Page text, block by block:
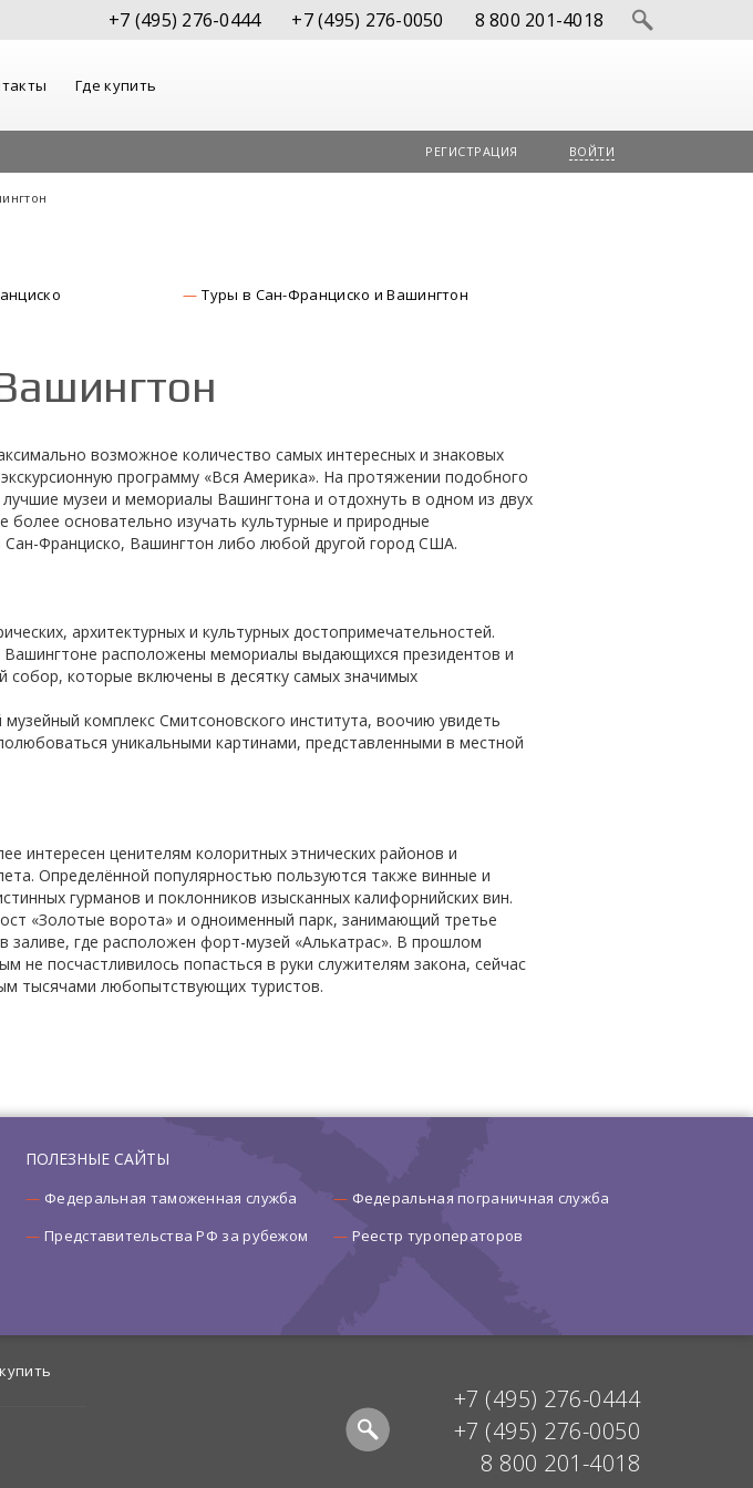
+7 (495) 276-0444 +7 (495) 276-0050 8 800 201-4018
Где купить
РЕГИСТРАЦИЯ ВОЙТИ
Туры в Сан-Франциско и Вашингтон
возможное количество самых интересных и знаковых
программу «Вся Америка». На протяжении подобного
музеи и мемориалы Вашингтона и отдохнуть в одном из двух
основательно изучать культурные и природные
Франциско, Вашингтон либо любой другой город США.
архитектурных и культурных достопримечательностей.
расположены мемориалы выдающихся президентов и
которые включены в десятку самых значимых
комплекс Смитсоновского института, воочию увидеть
уникальными картинами, представленными в местной
интересен ценителям колоритных этнических районов и
Определённой популярностью пользуются также винные и
гурманов и поклонников изысканных калифорнийских вин.
«Золотые ворота» и одноименный парк, занимающий третье
где расположен форт-музей «Алькатрас». В прошлом
не посчастливилось попасться в руки служителям закона, сейчас
тысячами любопытствующих туристов.
ПОЛЕЗНЫЕ САЙТЫ
Федеральная таможенная служба
Федеральная пограничная служба
Представительства РФ за рубежом
Реестр туроператоров
+7 (495) 276-0444
+7 (495) 276-0050
8 800 201-4018